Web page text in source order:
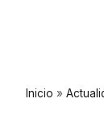
Inicio »